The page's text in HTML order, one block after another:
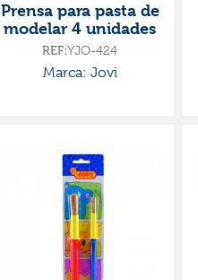
Prensa para pasta de
modelar 4 unidades
REF:YJO-424
Marca: Jovi